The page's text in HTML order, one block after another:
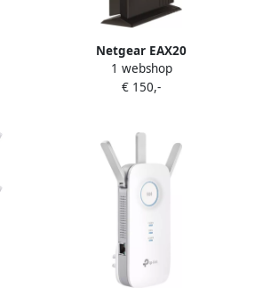
Netgear EAX20
1 webshop
€ 150,-